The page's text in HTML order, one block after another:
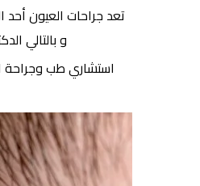
تعد جراحات العيون أحد
و بالتالي
استشاري طب وجراحة